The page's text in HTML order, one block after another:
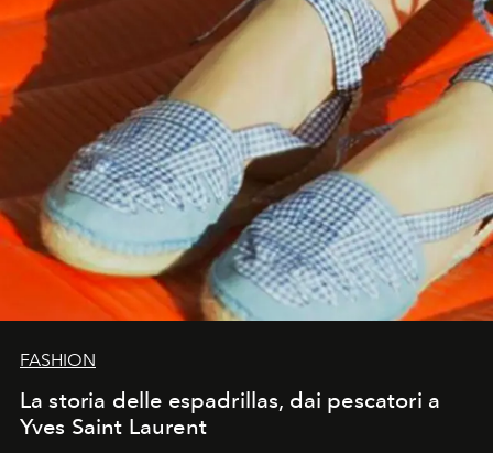
FASHION
La storia delle espadrillas, dai pescatori a
Yves Saint Laurent